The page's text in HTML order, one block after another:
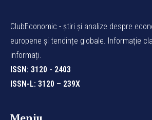
ClubEconomic - știri și analize despre
europene și tendințe globale. Informație
informați.
ISSN: 3120 - 2403
ISSN-L: 3120 – 239X